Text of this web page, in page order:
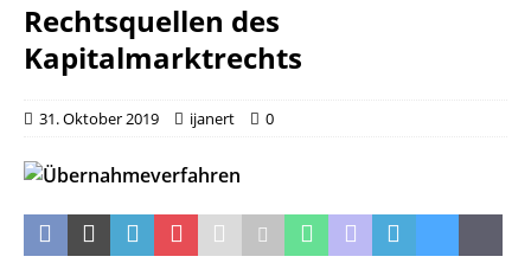
Rechtsquellen des
Kapitalmarktrechts
31. Oktober 2019 ijanert 0